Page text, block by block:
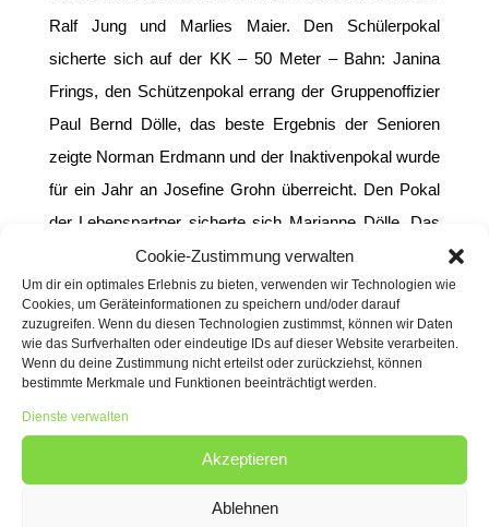
Cookie-Zustimmung verwalten
Um dir ein optimales Erlebnis zu bieten, verwenden wir Technologien wie
Cookies, um Geräteinformationen zu speichern und/oder darauf
zuzugreifen. Wenn du diesen Technologien zustimmst, können wir Daten
wie das Surfverhalten oder eindeutige IDs auf dieser Website verarbeiten.
Wenn du deine Zustimmung nicht erteilst oder zurückziehst, können
bestimmte Merkmale und Funktionen beeinträchtigt werden.
Dienste verwalten
Akzeptieren
Ablehnen
Ralf Jung und Marlies Maier. Den Schülerpokal
sicherte sich auf der KK – 50 Meter – Bahn: Janina
Frings, den Schützenpokal errang der Gruppenoffizier
Paul Bernd Dölle, das beste Ergebnis der Senioren
zeigte Norman Erdmann und der Inaktivenpokal wurde
für ein Jahr an Josefine Grohn überreicht. Den Pokal
der Lebenspartner sicherte sich Marianne Dölle. Das
beste Auge der ehemaligen Könige um den
Königspokal bewies Theo Thiel. Mit der
„dicken Büchse“ sicherte sich Ralf Jung den Pokal der
Offiziere. Um den Titel „König der Könige“ schossen
alle ehemaligen Könige auf den Holzvogel am
Hochstand ebenfalls mit der dicken Büchse.
Schließlich sicherte sich Theo Thiel die Würde eines
„Königs der Könige“. Der gebürtige Liblarer, in Kierdorf
wohnende Thiel ist bereits als Jungschütze in